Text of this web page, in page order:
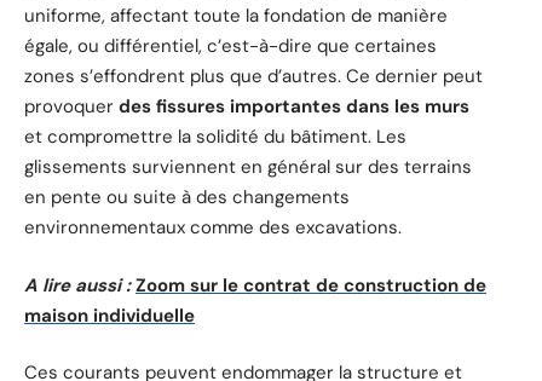
uniforme, affectant toute la fondation de manière
égale, ou différentiel, c’est-à-dire que certaines
zones s’effondrent plus que d’autres. Ce dernier peut
provoquer des fissures importantes dans les murs
et compromettre la solidité du bâtiment. Les
glissements surviennent en général sur des terrains
en pente ou suite à des changements
environnementaux comme des excavations.
A lire aussi : Zoom sur le contrat de construction de
maison individuelle
Ces courants peuvent endommager la structure et